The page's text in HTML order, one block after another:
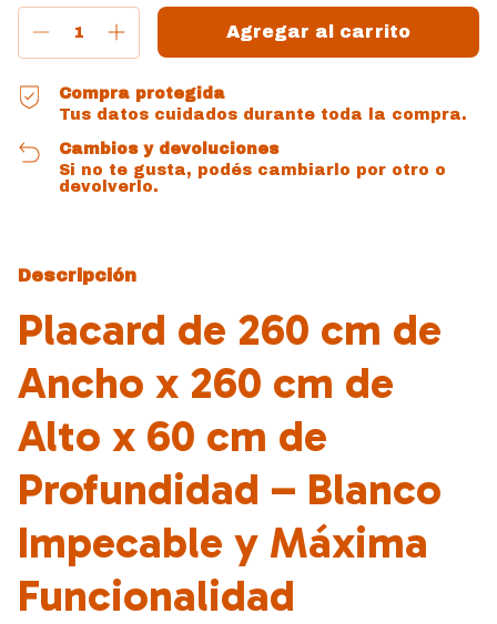
Compra protegida
Tus datos cuidados durante toda la compra.
Cambios y devoluciones
Si no te gusta, podés cambiarlo por otro o
devolverlo.
Descripción
Placard de 260 cm de
Ancho x 260 cm de
Alto x 60 cm de
Profundidad – Blanco
Impecable y Máxima
Funcionalidad